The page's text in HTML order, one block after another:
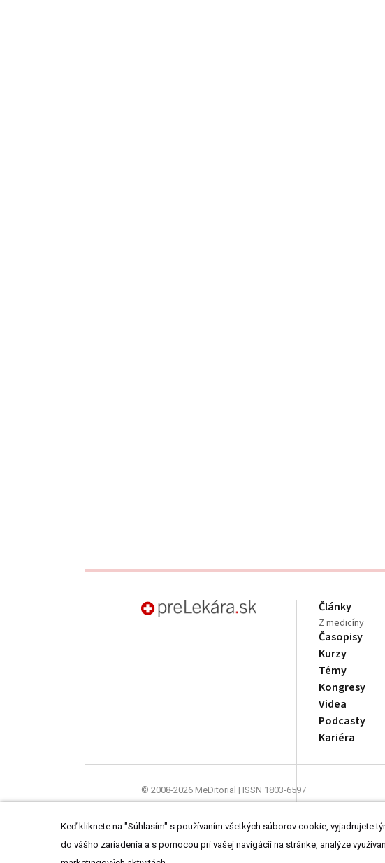
Články
Z medicíny
Časopisy
Kurzy
Témy
Kongresy
Videa
Podcasty
Kariéra
© 2008-2026 MeDitorial | ISSN 1803-6597
Stránky preLekára.sk sú určené výhradne odborníkom v
Keď kliknete na "Súhlasím" s používaním všetkých súborov cookie, vyjadrujete
do vášho zariadenia a s pomocou pri vašej navigácii na stránke, analýze